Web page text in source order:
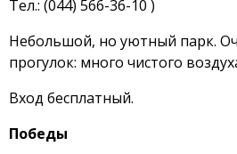
Тел.: (044) 566-36-10 )
Небольшой, но уютный парк.
прогулок: много чистого
Вход бесплатный.
Победы